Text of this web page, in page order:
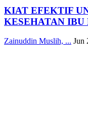
KIAT EFEKTIF
KESEHATAN
Zainuddin Muslih, ... Jun